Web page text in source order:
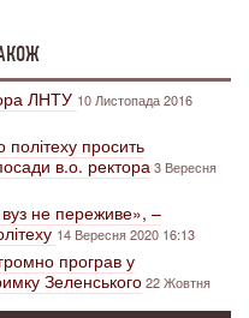
ЛНТУ 10 Листопада 2016
політеху просить
в.о. ректора3 Вересня
вуз не переживе», –
14 Вересня 2020 16:13
програв у
Зеленського22 Жовтня